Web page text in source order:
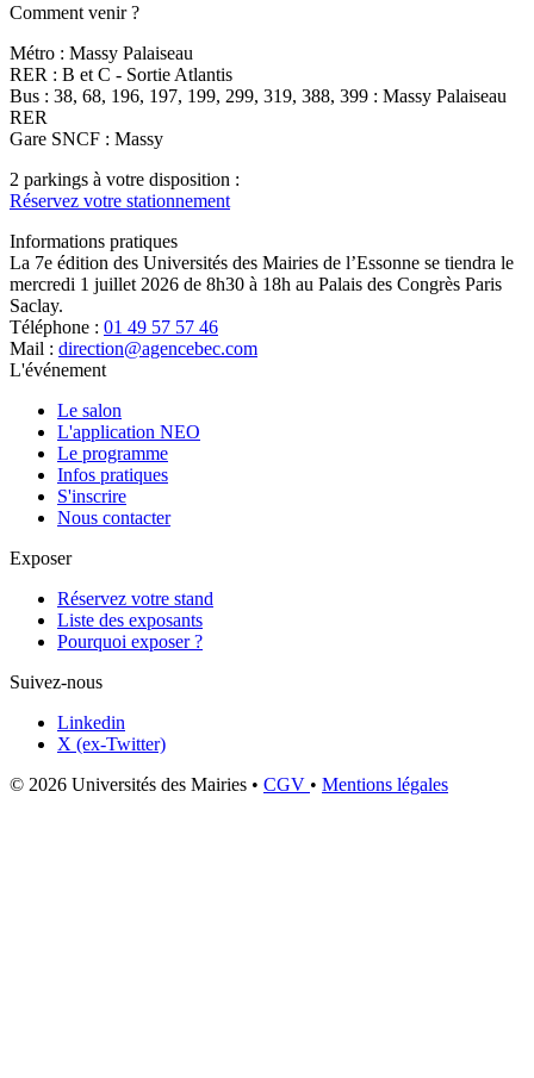
Comment venir ?
Métro : Massy Palaiseau
RER : B et C - Sortie Atlantis
Bus : 38, 68, 196, 197, 199, 299, 319, 388, 399 : Massy Palaiseau
RER
Gare SNCF : Massy
2 parkings à votre disposition :
Réservez votre stationnement
Informations pratiques
La 7e édition des Universités des Mairies de l’Essonne se tiendra le
mercredi 1 juillet 2026 de 8h30 à 18h au Palais des Congrès Paris
Saclay.
Téléphone : 01 49 57 57 46
Mail : direction@agencebec.com
L'événement
Le salon
L'application NEO
Le programme
Infos pratiques
S'inscrire
Nous contacter
Exposer
Réservez votre stand
Liste des exposants
Pourquoi exposer ?
Suivez-nous
Linkedin
X (ex-Twitter)
© 2026 Universités des Mairies • CGV • Mentions légales